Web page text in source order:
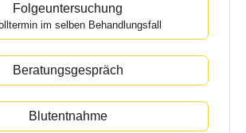
Folgeuntersuchung
im selben Behandlungsfall
Beratungsgespräch
Blutentnahme